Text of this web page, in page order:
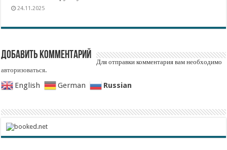
24.11.2025
Добавить комментарий
Для отправки комментария вам необходимо
авторизоваться.
English German Russian